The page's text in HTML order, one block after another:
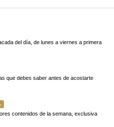
del día, de lunes a viernes a primera
que debes saber antes de acostarte
contenidos de la semana, exclusiva